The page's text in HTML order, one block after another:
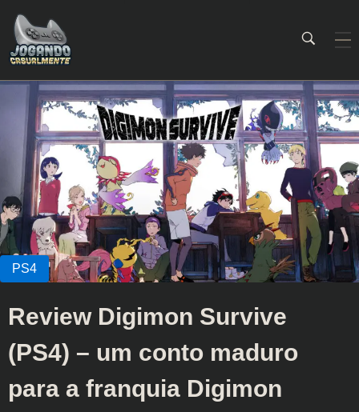
Jogando Casualmente
Review Digimon Survive
(PS4) – um conto maduro
para a franquia Digimon